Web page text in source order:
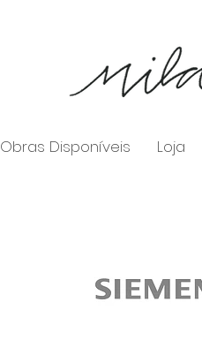
Obras Disponíveis Loja